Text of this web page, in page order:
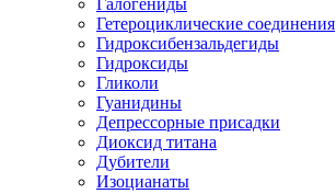
Галогениды
Гетероциклические соединения
Гидроксибензальдегиды
Гидроксиды
Гликоли
Гуанидины
Депрессорные присадки
Диоксид титана
Дубители
Изоцианаты